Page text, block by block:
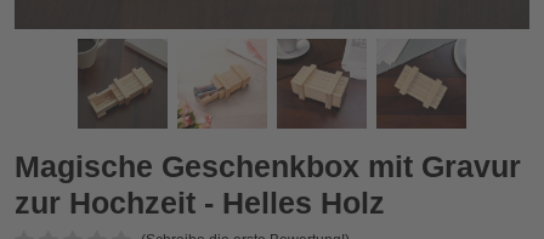
Magische Geschenkbox mit Gravur zur Hochzeit - Helles Holz
Zurück
Magische Geschenkbox mit Gravur
zur Hochzeit - Helles Holz